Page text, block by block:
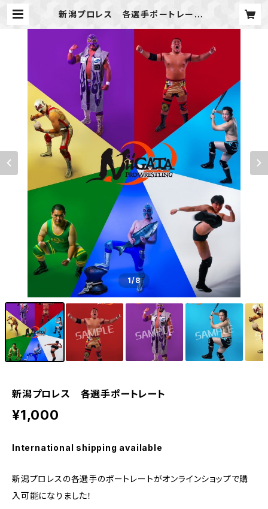
新潟プロレス 各選手ポートレート |
1/8
新潟プロレス 各選手ポートレート
¥1,000
International shipping available
新潟プロレスの各選手のポートレートがオンラインショップで購
入可能になりました！